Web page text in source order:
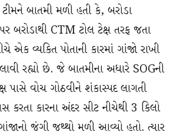
બાતમી મળી હતી કે, બરોડા
બરોડાથી CTM ટોલ ટેક્ષ તરફ જતા
એક વ્યકિત પોતાની કારમાં ગાંજો રાખી
રહ્યો છે. જે બાતમીના અધારે SOGની
પાસે વોચ ગોઠવીને શંકાસ્પદ લાગતી
કરતા કારના અંદર સીટ નીચેથી 3 કિલો
જંગી જથ્થો મળી આવ્યો હતો. ત્યાર